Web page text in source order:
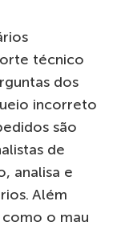
técnico
dos
incorreto
são
de
analisa e
Além
o mau